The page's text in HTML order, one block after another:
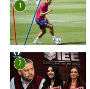
1
2